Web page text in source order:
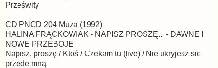
Prześwity
CD PNCD 204 Muza (1992)
HALINA FRĄCKOWIAK - NAPISZ PROSZĘ... - DAWNE I
NOWE PRZEBOJE
Napisz, proszę / Ktoś / Czekam tu (live) / Nie ukryjesz sie
przede mną